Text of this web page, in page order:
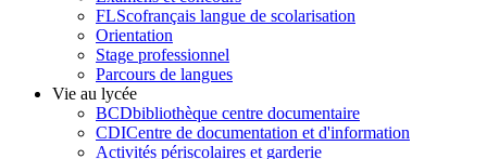
FLScofrançais langue de scolarisation
Orientation
Stage professionnel
Parcours de langues
Vie au lycée
BCDbibliothèque centre documentaire
CDICentre de documentation et d'information
Activités périscolaires et garderie